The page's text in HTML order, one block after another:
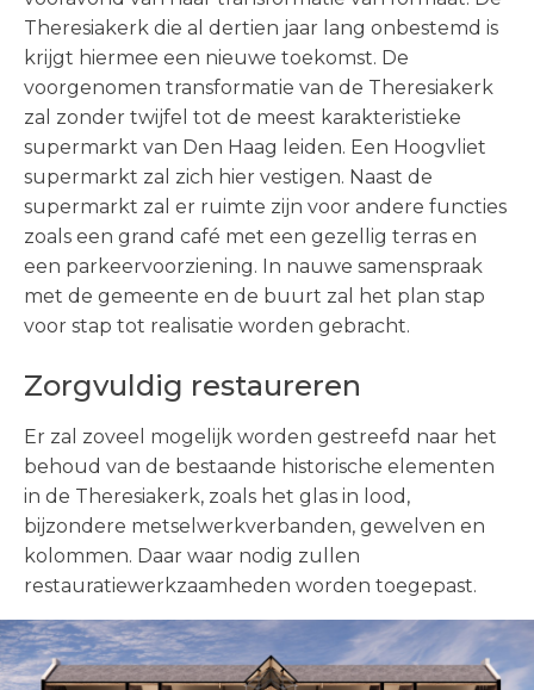
Theresiakerk die al dertien jaar lang onbestemd is
krijgt hiermee een nieuwe toekomst. De
voorgenomen transformatie van de Theresiakerk
zal zonder twijfel tot de meest karakteristieke
supermarkt van Den Haag leiden. Een Hoogvliet
supermarkt zal zich hier vestigen. Naast de
supermarkt zal er ruimte zijn voor andere functies
zoals een grand café met een gezellig terras en
een parkeervoorziening. In nauwe samenspraak
met de gemeente en de buurt zal het plan stap
voor stap tot realisatie worden gebracht.
Zorgvuldig restaureren
Er zal zoveel mogelijk worden gestreefd naar het
behoud van de bestaande historische elementen
in de Theresiakerk, zoals het glas in lood,
bijzondere metselwerkverbanden, gewelven en
kolommen. Daar waar nodig zullen
restauratiewerkzaamheden worden toegepast.